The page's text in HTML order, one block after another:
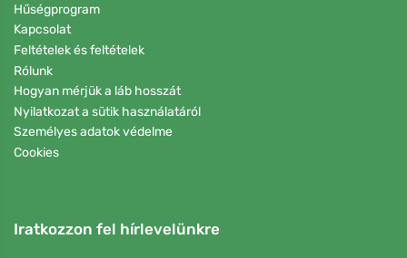
Hűségprogram
Kapcsolat
Feltételek és feltételek
Rólunk
Hogyan mérjük a láb hosszát
Nyilatkozat a sütik használatáról
Személyes adatok védelme
Cookies
Iratkozzon fel hírlevelünkre